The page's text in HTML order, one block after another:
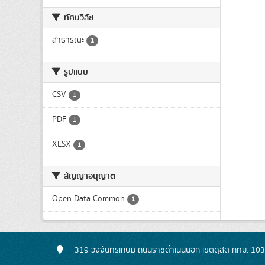
ทัศนวิสัย
สาธารณะ 1
รูปแบบ
CSV 1
PDF 1
XLSX 1
สัญญาอนุญาต
Open Data Common 1
319 วังจันทรเกษม ถนนราชดำเนินนอก เขตดุสิต กทม.